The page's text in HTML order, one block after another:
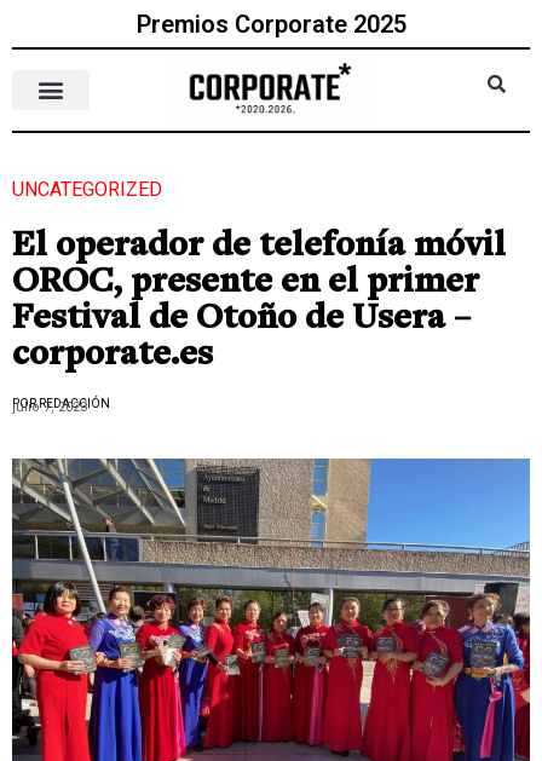
Premios Corporate 2025
UNCATEGORIZED
El operador de telefonía móvil
OROC, presente en el primer
Festival de Otoño de Usera –
corporate.es
POR REDACCIÓN
julio 7, 2023